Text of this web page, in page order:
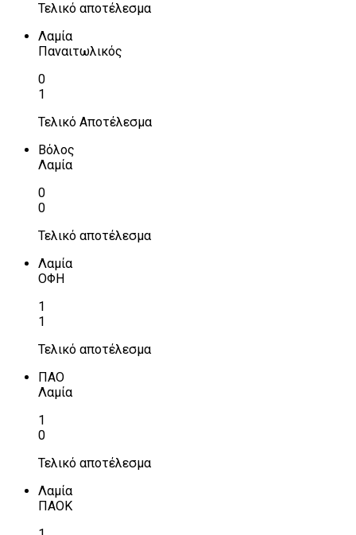
Τελικό αποτέλεσμα
Λαμία
Παναιτωλικός
0
1
Τελικό Αποτέλεσμα
Βόλος
Λαμία
0
0
Τελικό αποτέλεσμα
Λαμία
ΟΦΗ
1
1
Τελικό αποτέλεσμα
ΠΑΟ
Λαμία
1
0
Τελικό αποτέλεσμα
Λαμία
ΠΑΟΚ